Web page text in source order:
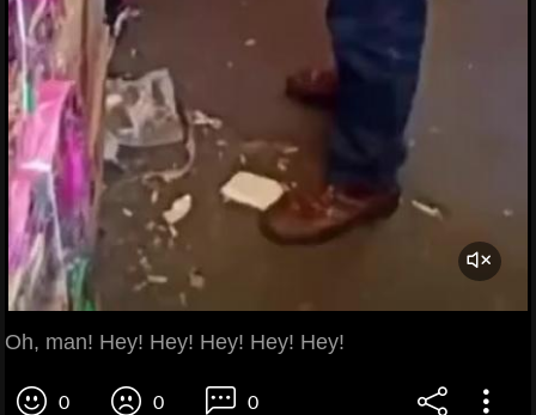
Oh, man! Hey! Hey! Hey! Hey! Hey!
0 0 0